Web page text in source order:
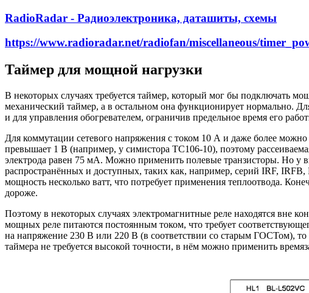
RadioRadar - Радиоэлектроника, даташиты, схемы
https://www.radioradar.net/radiofan/miscellaneous/
Таймер для мощной нагрузки
В некоторых случаях требуется таймер, который мог бы подключать
механический таймер, а в остальном она функционирует нормально.
и для управления обогревателем, ограничив предельное время его
Для коммутации сетевого напряжения с током 10 А и даже более
превышает 1 В (например, у симистора ТС106-10), поэтому
электрода равен 75 мА. Можно применить полевые транзисторы. Но у
распространённых и доступных, таких как, например, серий IRF,
мощность несколько ватт, что потребует применения теплоотвода.
дороже.
Поэтому в некоторых случаях электромагнитные реле находятся вне
мощных реле питаются постоянным током, что требует
на напряжение 230 В или 220 В (в соответствии со старым ГОСТом),
таймера не требуется высокой точности, в нём можно применить